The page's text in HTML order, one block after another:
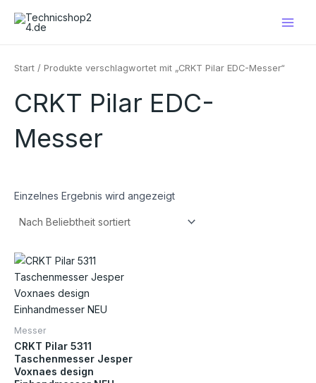
Inhalt
Start / Produkte verschlagwortet mit „CRKT Pilar EDC-Messer“
CRKT Pilar EDC-
Messer
Einzelnes Ergebnis wird angezeigt
Messer
CRKT Pilar 5311
Taschenmesser Jesper
Voxnaes design